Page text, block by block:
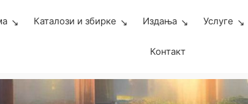
Каталози и збирке Издања Услуге
Контакт